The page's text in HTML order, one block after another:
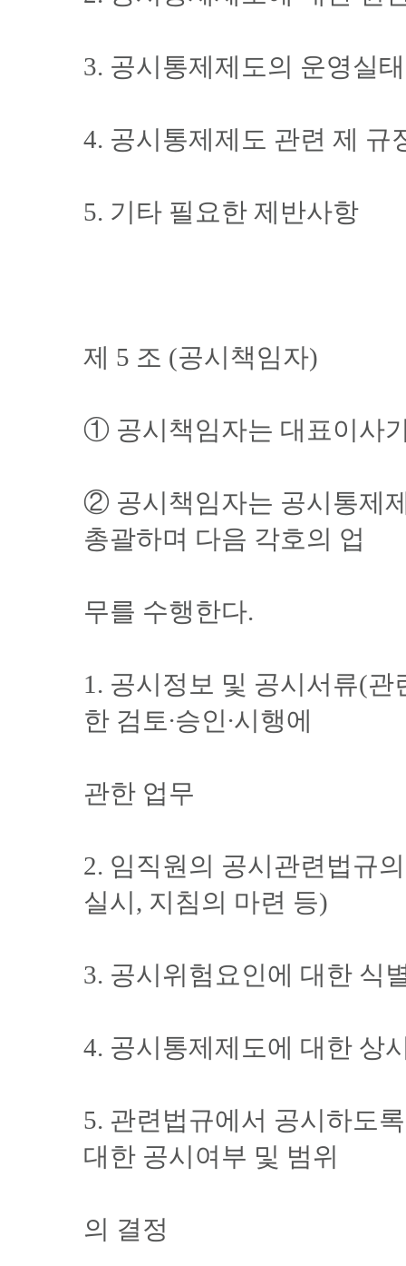
3. 공시통제제도의 운영실
4. 공시통제제도 관련 제 규
5. 기타 필요한 제반사항
제 5 조 (공시책임자)
① 공시책임자는 대표이사
② 공시책임자는 공시통제
총괄하며 다음 각호의 업
무를 수행한다.
1. 공시정보 및 공시서류(
한 검토∙승인∙시행에
관한 업무
2. 임직원의 공시관련법규
실시, 지침의 마련 등)
3. 공시위험요인에 대한 식
4. 공시통제제도에 대한 상
5. 관련법규에서 공시하도
대한 공시여부 및 범위
의 결정